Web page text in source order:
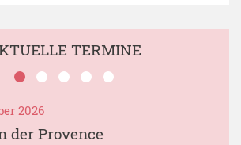
TERMINE
2026
der Provence